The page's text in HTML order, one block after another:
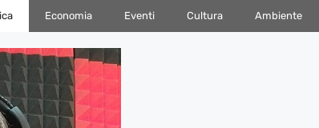
Economia Eventi Cultura Ambiente